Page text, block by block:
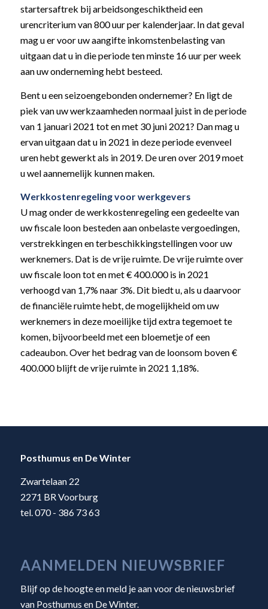
startersaftrek bij arbeidsongeschiktheid een
urencriterium van 800 uur per kalenderjaar. In dat geval
mag u er voor uw aangifte inkomstenbelasting van
uitgaan dat u in die periode ten minste 16 uur per week
aan uw onderneming hebt besteed.
Bent u een seizoengebonden ondernemer? En ligt de
piek van uw werkzaamheden normaal juist in de periode
van 1 januari 2021 tot en met 30 juni 2021? Dan mag u
ervan uitgaan dat u in 2021 in deze periode evenveel
uren hebt gewerkt als in 2019. De uren over 2019 moet
u wel aannemelijk kunnen maken.
Werkkostenregeling voor werkgevers
U mag onder de werkkostenregeling een gedeelte van
uw fiscale loon besteden aan onbelaste vergoedingen,
verstrekkingen en terbeschikkingstellingen voor uw
werknemers. Dat is de vrije ruimte. De vrije ruimte over
uw fiscale loon tot en met € 400.000 is in 2021
verhoogd van 1,7% naar 3%. Dit biedt u, als u daarvoor
de financiële ruimte hebt, de mogelijkheid om uw
werknemers in deze moeilijke tijd extra tegemoet te
komen, bijvoorbeeld met een bloemetje of een
cadeaubon. Over het bedrag van de loonsom boven €
400.000 blijft de vrije ruimte in 2021 1,18%.
Posthumus en De Winter
Zwartelaan 22
2271 BR Voorburg
tel. 070 - 386 73 63
AANMELDEN NIEUWSBRIEF
Blijf op de hoogte en meld je aan voor de nieuwsbrief
van Posthumus en De Winter.